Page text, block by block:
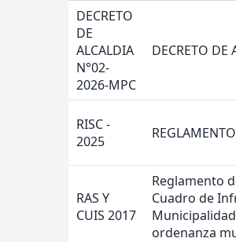
DECRETO
DE
ALCALDIA
N°02-
2026-MPC
DECRETO DE
RISC -
2025
RAS Y
CUIS 2017
Reglamento
Cuadro de
ordenanza